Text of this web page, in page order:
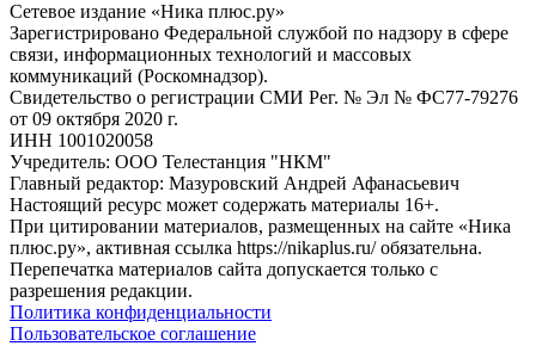
Сетевое издание «Ника плюс.ру»
Зарегистрировано Федеральной службой по надзору в сфере
связи, информационных технологий и массовых
коммуникаций (Роскомнадзор).
Свидетельство о регистрации СМИ Рег. № Эл № ФС77-79276
от 09 октября 2020 г.
ИНН 1001020058
Учредитель: ООО Телестанция "НКМ"
Главный редактор: Мазуровский Андрей Афанасьевич
Настоящий ресурс может содержать материалы 16+.
При цитировании материалов, размещенных на сайте «Ника
плюс.ру», активная ссылка https://nikaplus.ru/ обязательна.
Перепечатка материалов сайта допускается только с
разрешения редакции.
Политика конфиденциальности
Пользовательское соглашение